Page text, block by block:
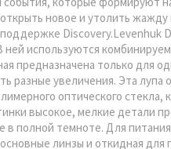
новое и утолить
Discovery.Levenhuk
используются
предназначена только для
разные увеличения. Эта
оптического
высокое, мелкие детали
в полной темноте. Для
линзы и откидная для